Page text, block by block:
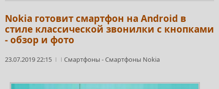
Nokia готовит смартфон на Android в
стиле классической звонилки с кнопками
- обзор и фото
23.07.2019 22:15 Смартфоны -Смартфоны Nokia